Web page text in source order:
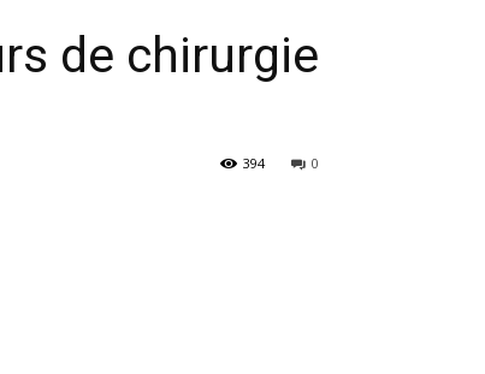
de chirurgie
0
394